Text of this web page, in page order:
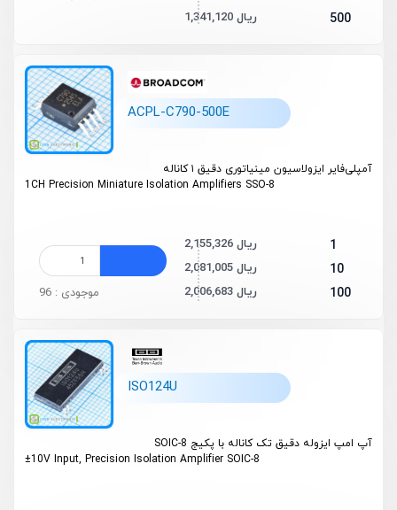
500 1,341,120 ریال
ACPL-C790-500E
آمپلی‌فایر ایزولاسیون مینیاتوری دقیق ۱ کاناله
1CH Precision Miniature Isolation Amplifiers SSO-8
1 2,155,326 ریال
10 2,081,005 ریال
100 2,006,683 ریال موجودی : 96
ISO124U
آپ امپ ایزوله دقیق تک کاناله با پکیج SOIC-8
±10V Input, Precision Isolation Amplifier SOIC-8